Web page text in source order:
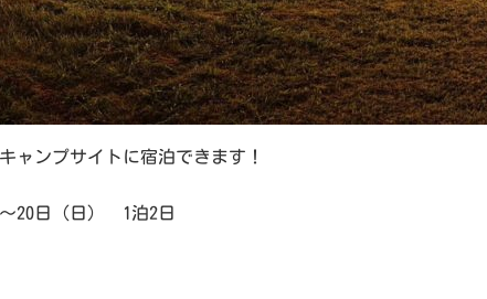
ャンプサイトに宿泊できます！
～20日（日） 1泊2日